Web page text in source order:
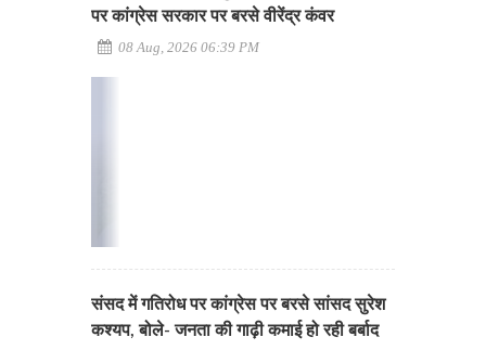
पर कांग्रेस सरकार पर बरसे वीरेंद्र कंवर
08 Aug, 2026 06:39 PM
संसद में गतिरोध पर कांग्रेस पर बरसे सांसद सुरेश
कश्यप, बोले- जनता की गाढ़ी कमाई हो रही बर्बाद